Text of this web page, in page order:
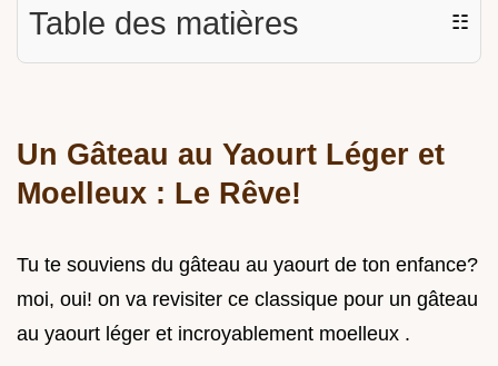
Table des matières ☷
Un Gâteau au Yaourt Léger et
Moelleux : Le Rêve!
Tu te souviens du gâteau au yaourt de ton enfance?
moi, oui! on va revisiter ce classique pour un gâteau
au yaourt léger et incroyablement moelleux .